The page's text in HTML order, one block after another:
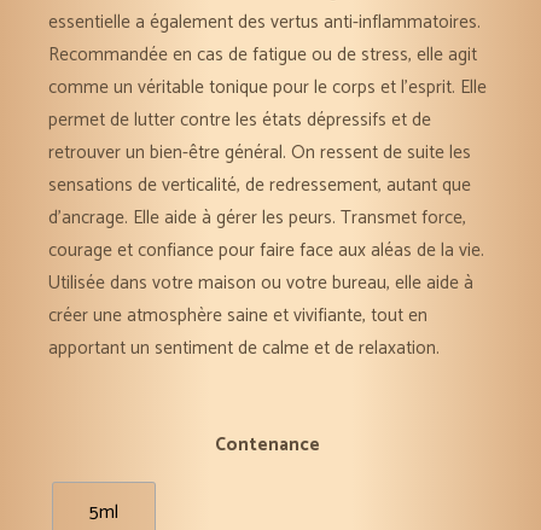
essentielle a également des vertus anti-inflammatoires.
Recommandée en cas de fatigue ou de stress, elle agit
comme un véritable tonique pour le corps et l’esprit. Elle
permet de lutter contre les états dépressifs et de
retrouver un bien-être général. On ressent de suite les
sensations de verticalité, de redressement, autant que
d’ancrage. Elle aide à gérer les peurs. Transmet force,
courage et confiance pour faire face aux aléas de la vie.
Utilisée dans votre maison ou votre bureau, elle aide à
créer une atmosphère saine et vivifiante, tout en
apportant un sentiment de calme et de relaxation.
Contenance
5ml